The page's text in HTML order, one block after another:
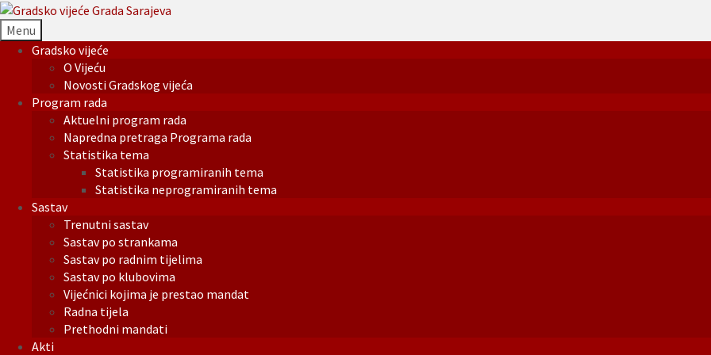
Menu
Gradsko vijeće
O Vijeću
Novosti Gradskog vijeća
Program rada
Aktuelni program rada
Napredna pretraga Programa rada
Statistika tema
Statistika programiranih tema
Statistika neprogramiranih tema
Sastav
Trenutni sastav
Sastav po strankama
Sastav po radnim tijelima
Sastav po klubovima
Vijećnici kojima je prestao mandat
Radna tijela
Prethodni mandati
Akti